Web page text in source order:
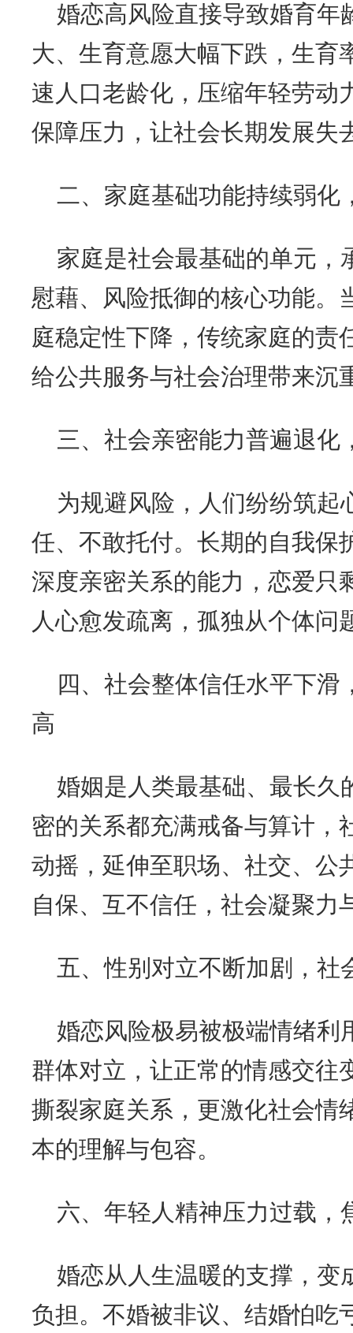
婚恋高风险直接导致婚育年
大、生育意愿大幅下跌，生育
速人口老龄化，压缩年轻劳动
保障压力，让社会长期发展失
二、家庭基础功能持续弱化
家庭是社会最基础的单元，
慰藉、风险抵御的核心功能。
庭稳定性下降，传统家庭的责
给公共服务与社会治理带来沉
三、社会亲密能力普遍退化
为规避风险，人们纷纷筑起
任、不敢托付。长期的自我保
深度亲密关系的能力，恋爱只
人心愈发疏离，孤独从个体问
四、社会整体信任水平下滑
高
婚姻是人类最基础、最长久
密的关系都充满戒备与算计，
动摇，延伸至职场、社交、公
自保、互不信任，社会凝聚力
五、性别对立不断加剧，社
婚恋风险极易被极端情绪利
群体对立，让正常的情感交往
撕裂家庭关系，更激化社会情
本的理解与包容。
六、年轻人精神压力过载，
婚恋从人生温暖的支撑，变
负担。不婚被非议、结婚怕吃